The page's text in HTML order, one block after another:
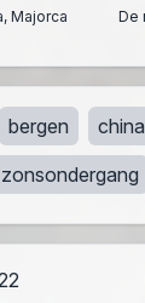
Majorca
De
bergen china
zonsondergang